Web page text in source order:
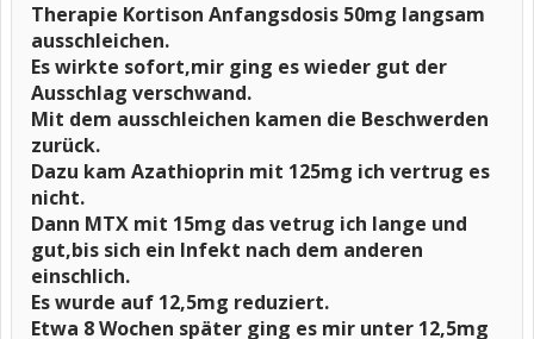
Therapie Kortison Anfangsdosis 50mg langsam
ausschleichen.
Es wirkte sofort,mir ging es wieder gut der
Ausschlag verschwand.
Mit dem ausschleichen kamen die Beschwerden
zurück.
Dazu kam Azathioprin mit 125mg ich vertrug es
nicht.
Dann MTX mit 15mg das vetrug ich lange und
gut,bis sich ein Infekt nach dem anderen
einschlich.
Es wurde auf 12,5mg reduziert.
Etwa 8 Wochen später ging es mir unter 12,5mg